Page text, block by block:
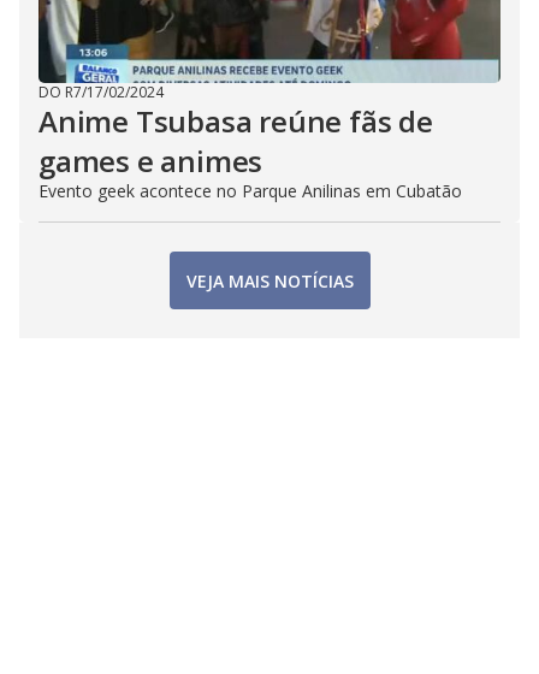
DO R7/17/02/2024
Anime Tsubasa reúne fãs de
games e animes
Evento geek acontece no Parque Anilinas em Cubatão
VEJA MAIS NOTÍCIAS